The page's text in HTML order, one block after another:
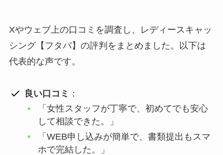
Xやウェブ上の口コミを調査し、レディースキャッ
シング【フタバ】の評判をまとめました。以下は
代表的な声です。
良い口コミ ：
「女性スタッフが丁寧で、初めてでも安心
して相談できた。」
「WEB申し込みが簡単で、書類提出もスマ
ホで完結した。」